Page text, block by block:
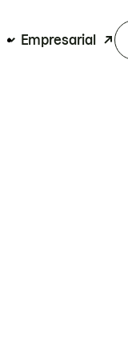
Empresarial